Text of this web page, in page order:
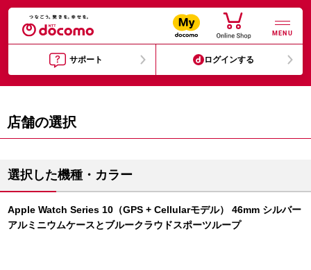
MENU
サポート ログインする
店舗の選択
選択した機種・カラー
Apple Watch Series 10（GPS + Cellularモデル） 46mm シルバー
アルミニウムケースとブルークラウドスポーツループ